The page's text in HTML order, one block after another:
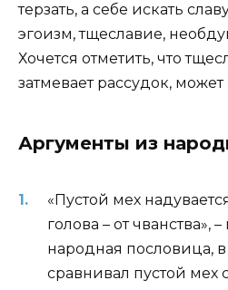
терзать, а себе искать
эгоизм, тщеславие,
Хочется отметить, что
затмевает рассудок,
Аргументы из
«Пустой мех
голова – от чванства»,
народная пословица,
сравнивал пустой мех